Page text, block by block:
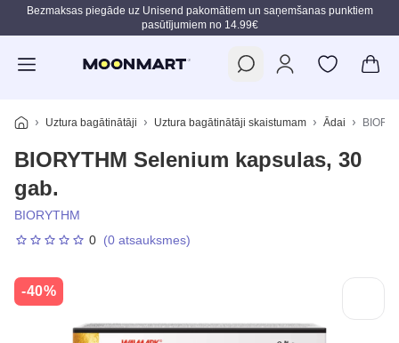
Pāriet uz galveno saturu
Bezmaksas piegāde uz Unisend pakomātiem un saņemšanas punktiem
pasūtījumiem no 14.99€
Uztura bagātinātāji Uztura bagātinātāji skaistumam Ādai
BIORYTHM Selenium kapsulas, 30
gab.
BIORYTHM
0 (0 atsauksmes)
-40%